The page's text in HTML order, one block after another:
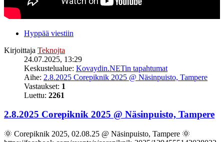
Hyppää viestiin
Kirjoittaja Teknojta
24.07.2025, 13:29
Keskustelualue: Kovaydin.NETin tapahtumat
Aihe: 2.8.2025 Corepiknik 2025 @ Näsinpuisto, Tampere
Vastaukset: 1
Luettu: 2261
2.8.2025 Corepiknik 2025 @ Näsinpuisto, Tampere
🌞 Corepiknik 2025, 02.08.25 @ Näsinpuisto, Tampere 🌞